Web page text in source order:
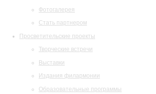
Фотогалерея
Стать партнером
Просветительские проекты
Творческие встречи
Выставки
Издания филармонии
Образовательные программы